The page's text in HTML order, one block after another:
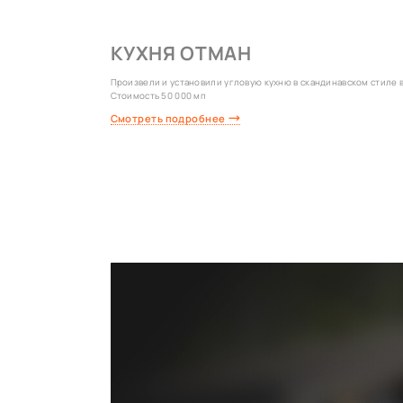
КУХНЯ ОТМАН
Произвели и установили угловую кухню в скандинавском стиле
Стоимость 50 000 мп
Смотреть подробнее